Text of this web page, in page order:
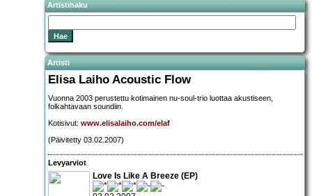
Artistihaku
Artisti
Elisa Laiho Acoustic Flow
Vuonna 2003 perustettu kotimainen nu-soul-trio luottaa akustiseen,
folkahtavaan soundiin.
Kotisivut: www.elisalaiho.com/elaf
(Päivitetty 03.02.2007)
Levyarviot
Love Is Like A Breeze (EP)